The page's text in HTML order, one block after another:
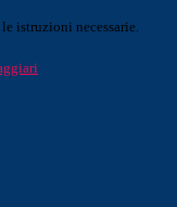
istruzioni necessarie.